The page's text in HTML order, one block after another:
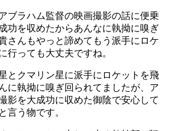
ブラハム監督の映画撮影の話に便乗
功を収めたからあんなに執拗に嗅ぎ
さんもやっと諦めてもう派手にロケ
行っても大丈夫ですね。
とクマリン星に派手にロケットを飛
に執拗に嗅ぎ回られてましたが、ア
影を大成功に収めた御陰で安心して
言う物です。